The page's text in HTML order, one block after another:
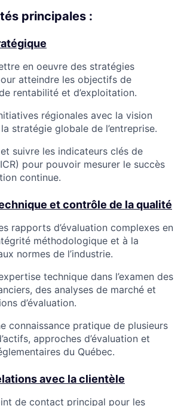
principales :
en oeuvre des stratégies
atteindre les objectifs de
rentabilité et d’exploitation.
régionales avec la vision
stratégie globale de l’entreprise.
suivre les indicateurs clés de
pour pouvoir mesurer le succès
continue.
et contrôle de la qualité
rapports d’évaluation complexes en
méthodologique et à la
normes de l’industrie.
technique dans l’examen des
des analyses de marché et
d’évaluation.
connaissance pratique de plusieurs
approches d’évaluation et
du Québec.
avec la clientèle
de contact principal pour les